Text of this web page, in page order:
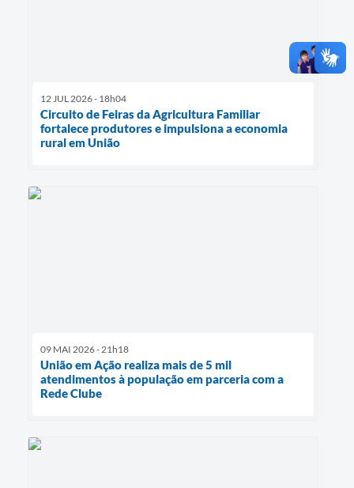
12 JUL 2026 - 18h04
Circuito de Feiras da Agricultura Familiar
fortalece produtores e impulsiona a economia
rural em União
09 MAI 2026 - 21h18
União em Ação realiza mais de 5 mil
atendimentos à população em parceria com a
Rede Clube